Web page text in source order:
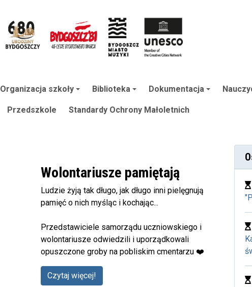
Organizacja szkoły Biblioteka Dokumentacja
Przedszkole Standardy Ochrony Małoletnich
Wolontariusze pamiętają
Ludzie żyją tak długo, jak długo inni pielęgnują
pamięć o nich myśląc i kochając...
Przedstawiciele samorządu uczniowskiego i
wolontariusze odwiedzili i uporządkowali
opuszczone groby na pobliskim cmentarzu ❤️
Czytaj więcej!